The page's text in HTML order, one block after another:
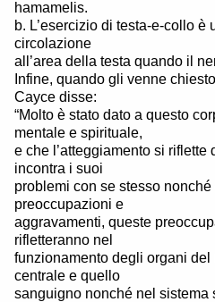
hamamelis.
b. L’esercizio di testa-e-collo è
circolazione
all’area della testa quando il
Infine, quando gli venne
Cayce disse:
“Molto è stato dato a questo
mentale e spirituale,
e che l’atteggiamento si riflette
incontra i suoi
problemi con se stesso
preoccupazioni e
aggravamenti, queste
rifletteranno nel
funzionamento degli organi del
centrale e quello
sanguigno nonché nel sistema